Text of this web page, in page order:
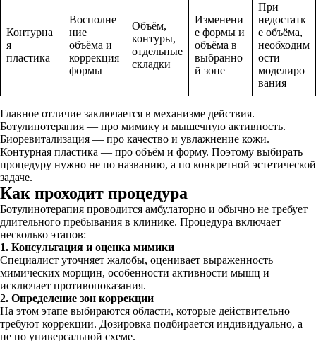
Контурна
я
пластика
Восполне
ние
объёма и
коррекция
формы
Объём,
контуры,
отдельные
складки
Изменени
е формы и
объёма в
выбранно
й зоне
При
недостатк
е объёма,
необходим
ости
моделиро
вания
Главное отличие заключается в механизме действия.
Ботулинотерапия — про мимику и мышечную активность.
Биоревитализация — про качество и увлажнение кожи.
Контурная пластика — про объём и форму. Поэтому выбирать
процедуру нужно не по названию, а по конкретной эстетической
задаче.
Как проходит процедура
Ботулинотерапия проводится амбулаторно и обычно не требует
длительного пребывания в клинике. Процедура включает
несколько этапов:
1. Консультация и оценка мимики
Специалист уточняет жалобы, оценивает выраженность
мимических морщин, особенности активности мышц и
исключает противопоказания.
2. Определение зон коррекции
На этом этапе выбираются области, которые действительно
требуют коррекции. Дозировка подбирается индивидуально, а
не по универсальной схеме.